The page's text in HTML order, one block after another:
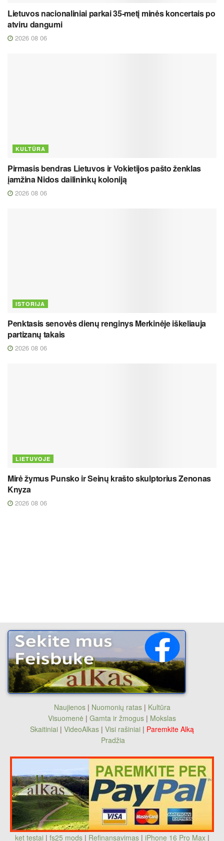
Lietuvos nacionaliniai parkai 35-metį minės koncertais po
atviru dangumi
2026 08 06
KULTŪRA
Pirmasis bendras Lietuvos ir Vokietijos pašto ženklas
įamžina Nidos dailininkų koloniją
2026 08 06
ISTORIJA
Penktasis senovės dienų renginys Merkinėje iškeliauja
partizanų takais
2026 08 06
LIETUVOJE
Mirė žymus Punsko ir Seinų krašto skulptorius Zenonas
Knyza
2026 08 06
Naujienos| Nuomonių ratas| Kultūra
Visuomenė | Gamta ir žmogus | Mokslas
Skaitiniai | VideoAlkas | Visi rašiniai | Paremkite Alką
Pradžia
ket testai | fs25 mods| Refinansavimas| iPhone 16 Pro Max|